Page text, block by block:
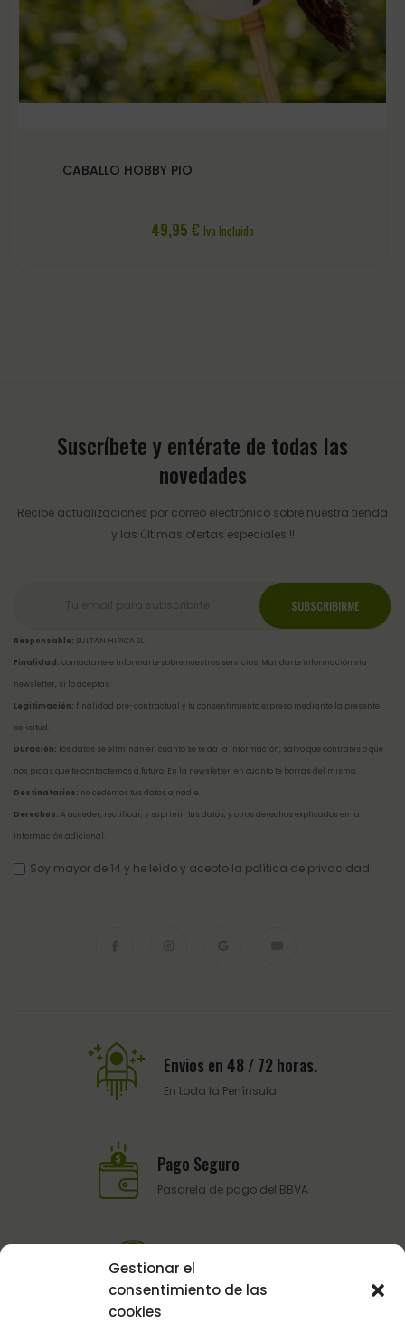
Gestionar el
consentimiento de las
cookies
CABALLO HOBBY PIO
49,95 € Iva Incluido
Suscríbete y entérate de todas las
novedades
Recibe actualizaciones por correo electrónico sobre nuestra tienda
y las últimas ofertas especiales !!
Responsable: SULTAN HIPICA SL.
Finalidad: contactarte e informarte sobre nuestros servicios. Mandarte información vía
newsletter, si lo aceptas.
Legitimación: finalidad pre-contractual y tu consentimiento expreso mediante la presente
solicitud.
Duración: los datos se eliminan en cuanto se te da la información, salvo que contrates o que
nos pidas que te contactemos a futuro. En la newsletter, en cuanto te borras del mismo.
Destinatarios: no cedemos tus datos a nadie.
Derechos: A acceder, rectificar, y suprimir tus datos, y otros derechos explicados en la
información adicional
Soy mayor de 14 y he leído y acepto la política de privacidad
Envios en 48 / 72 horas.
En toda la Península
Pago Seguro
Pasarela de pago del BBVA
Atención al Cliente
Telefónica y por email